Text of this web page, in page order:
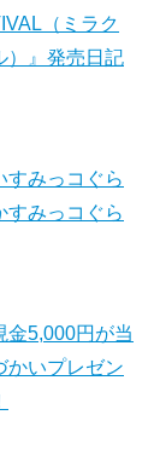
（ミラク
）』発売日記
すみっコぐら
すみっコぐら
金5,000円が当
かいプレゼン